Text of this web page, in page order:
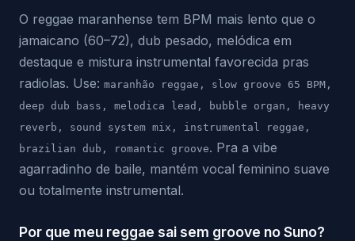
O reggae maranhense tem BPM mais lento que o
jamaicano (60–72), dub pesado, melódica em
destaque e mistura instrumental favorecida pras
radiolas. Use: maranhão reggae, slow groove 65 BPM,
deep dub bass, melodica lead, bubble organ, heavy
reverb, sound system mix, instrumental reggae,
brazilian dub, romantic groove. Pra a vibe
agarradinho de baile, mantém vocal feminino suave
ou totalmente instrumental.
Por que meu reggae sai sem groove no Suno?